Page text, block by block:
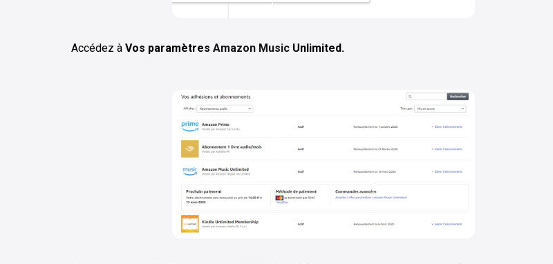
Accédez à Vos paramètres Amazon Music Unlimited.